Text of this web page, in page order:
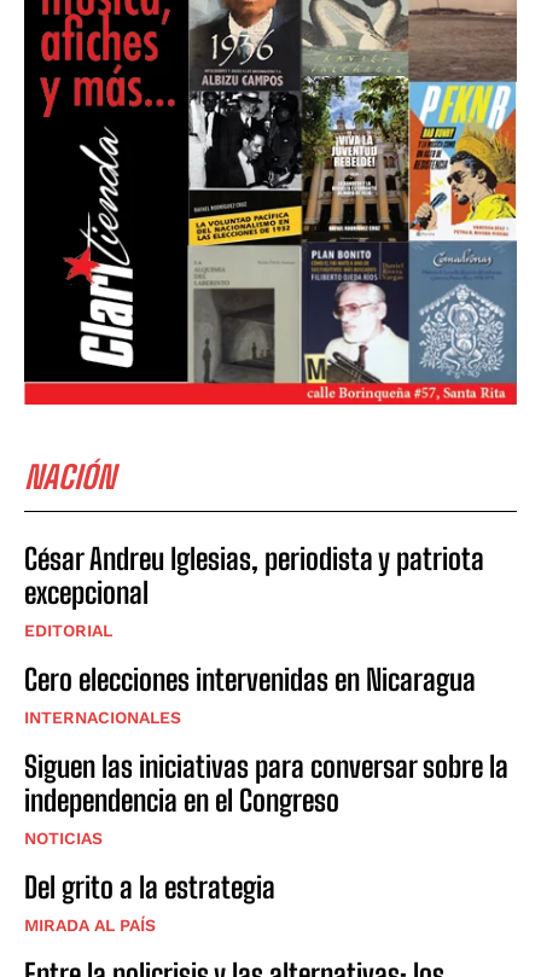
NACIÓN
César Andreu Iglesias, periodista y patriota
excepcional
EDITORIAL
Cero elecciones intervenidas en Nicaragua
INTERNACIONALES
Siguen las iniciativas para conversar sobre la
independencia en el Congreso
NOTICIAS
Del grito a la estrategia
MIRADA AL PAÍS